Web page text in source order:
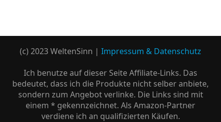
(c) 2023 WeltenSinn | Impressum & Datenschutz
Ich benutze auf dieser Seite Affiliate-Links. Das
bedeutet, dass ich die Produkte nicht selber anbiete,
sondern zum Angebot verlinke. Die Links sind mit
einem * gekennzeichnet. Als Amazon-Partner
verdiene ich an qualifizierten Käufen.